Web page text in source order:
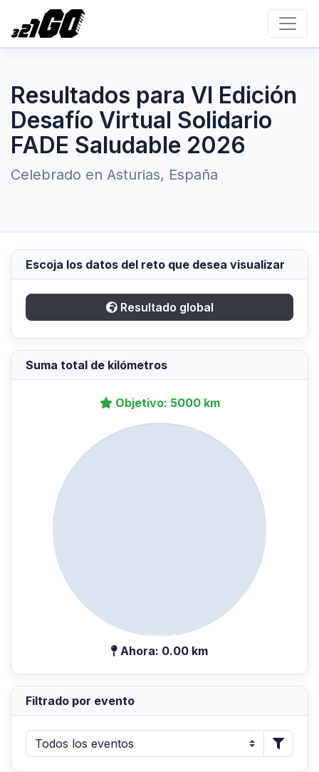
Resultados para VI Edición
Desafío Virtual Solidario
FADE Saludable 2026
Celebrado en Asturias, España
Escoja los datos del reto que desea visualizar
Resultado global
Suma total de kilómetros
Objetivo: 5000 km
0% completado
Ahora: 0.00 km
Filtrado por evento